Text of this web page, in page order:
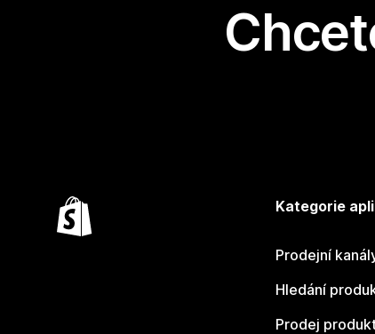
Kategorie
Prodejní
Hledání
Prodej